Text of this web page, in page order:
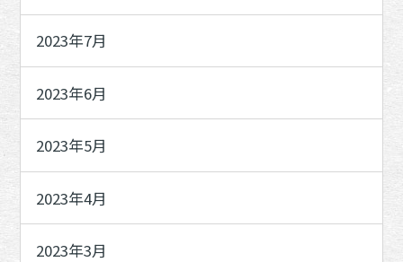
2023年7月
2023年6月
2023年5月
2023年4月
2023年3月